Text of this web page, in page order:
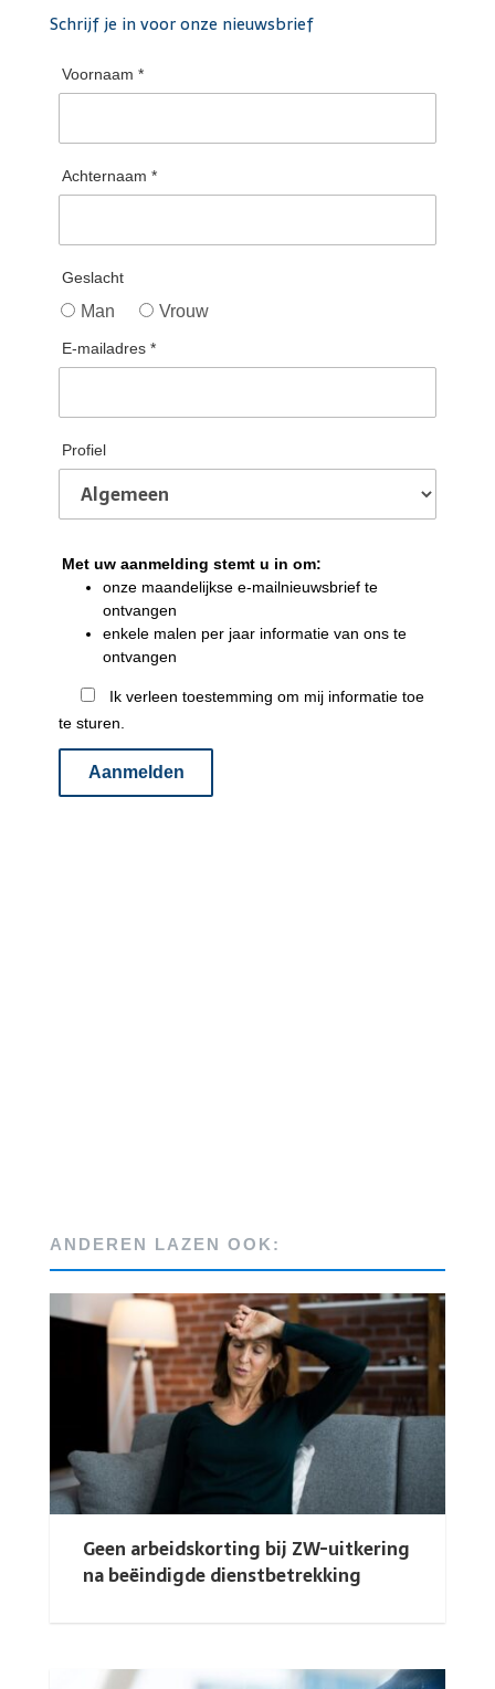
Schrijf je in voor onze nieuwsbrief
ANDEREN LAZEN OOK:
Geen arbeidskorting bij ZW-uitkering
na beëindigde dienstbetrekking